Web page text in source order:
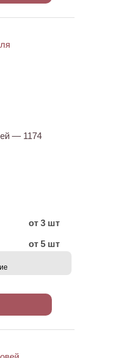
— 1174
от 3 шт
от 5 шт